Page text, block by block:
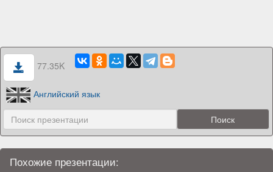
77.35K
Английский язык
Похожие презентации: